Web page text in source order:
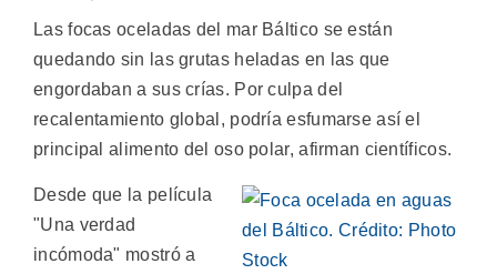
Las focas oceladas del mar Báltico se están
quedando sin las grutas heladas en las que
engordaban a sus crías. Por culpa del
recalentamiento global, podría esfumarse así el
principal alimento del oso polar, afirman científicos.
Desde que la película
"Una verdad
incómoda" mostró a